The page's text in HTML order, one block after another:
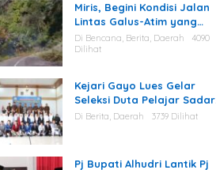
Miris, Begini Kondisi Jalan
Lintas Galus-Atim yang
Diminta Camat Pining
Dilakukan Perawatan
Di Bencana, Berita, Daerah
4090
Dilihat
Kejari Gayo Lues Gelar
Seleksi Duta Pelajar Sadar
Hukum
Di Berita, Daerah 3739 Dilihat
Pj Bupati Alhudri Lantik Pj